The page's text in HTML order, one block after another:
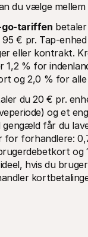
du vælge
go-tariffen
€ pr. Tap-
eller kontrakt.
1,2 % for
og 2,0 % for
du 20 € pr.
og et
gengæld får du
for forhandlere:
og
hvis du